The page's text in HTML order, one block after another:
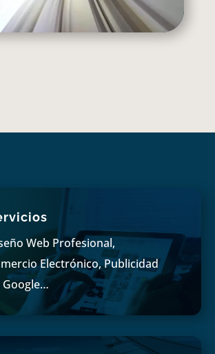
Web Profesional,
Electrónico, Publicidad
Google…